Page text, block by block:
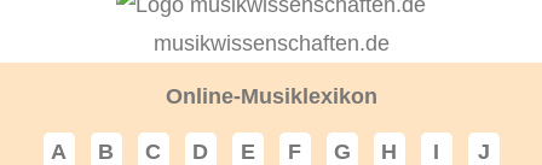
musikwissenschaften.de
Online-Musiklexikon
A B C D E F G H I
J